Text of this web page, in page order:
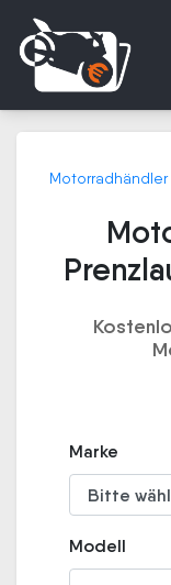
Motorradhändler
Marke
Modell